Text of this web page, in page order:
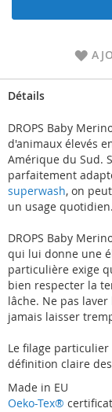
Détails
DROPS Baby
d'animaux élevés
Amérique du Sud.
parfaitement
superwash, on
un usage quotidien.
DROPS Baby
qui lui donne une
particulière exige
bien respecter la
lâche. Ne pas
jamais laisser
Le filage particulier
définition claire des
Made in EU
Oeko-Tex®